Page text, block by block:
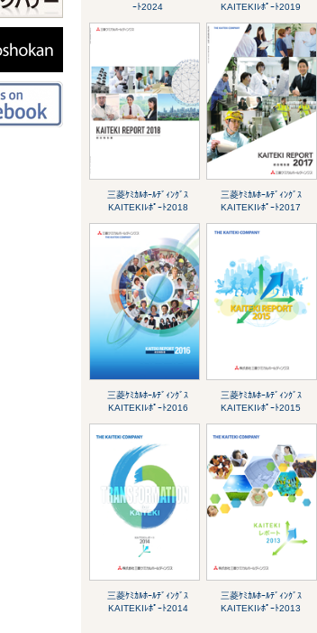
ｰﾄ2024
KAITEKIﾚﾎﾟｰﾄ2019
三菱ｹﾐｶﾙﾎｰﾙﾃﾞｨﾝｸﾞｽ
KAITEKIﾚﾎﾟｰﾄ2018
三菱ｹﾐｶﾙﾎｰﾙﾃﾞｨﾝｸﾞｽ
KAITEKIﾚﾎﾟｰﾄ2017
三菱ｹﾐｶﾙﾎｰﾙﾃﾞｨﾝｸﾞｽ
KAITEKIﾚﾎﾟｰﾄ2016
三菱ｹﾐｶﾙﾎｰﾙﾃﾞｨﾝｸﾞｽ
KAITEKIﾚﾎﾟｰﾄ2015
三菱ｹﾐｶﾙﾎｰﾙﾃﾞｨﾝｸﾞｽ
KAITEKIﾚﾎﾟｰﾄ2014
三菱ｹﾐｶﾙﾎｰﾙﾃﾞｨﾝｸﾞｽ
KAITEKIﾚﾎﾟｰﾄ2013